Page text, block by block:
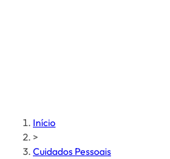
Início
>
Cuidados Pessoais